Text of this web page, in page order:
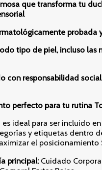
que transforma tu
probada
tipo de piel, incluso las
con responsabilidad
perfecto para tu rutina
ideal para ser incluido
y etiquetas dentro
el posicionamiento
principal:Cuidado